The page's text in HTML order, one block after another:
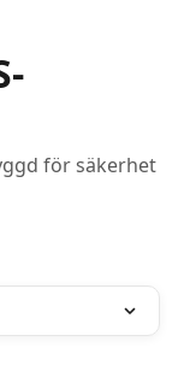
för säkerhet